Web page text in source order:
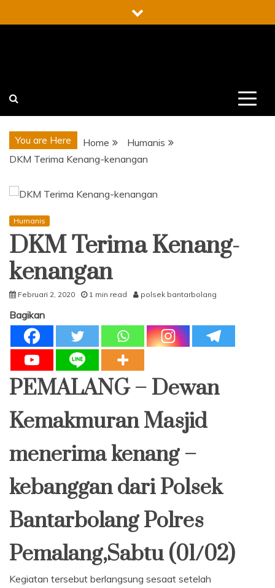
to
You are Here Home
Humanis
DKM Terima Kenang-kenangan
Humanis
DKM Terima Kenang-
kenangan
Februari 2, 2020 1 min read polsek bantarbolang
Bagikan
PEMALANG – Dewan
Kemakmuran Masjid
menerima kenang –
kebanggan dari Polsek
Bantarbolang Polres
Pemalang,Sabtu (01/02)
Kegiatan tersebut berlangsung sesaat setelah